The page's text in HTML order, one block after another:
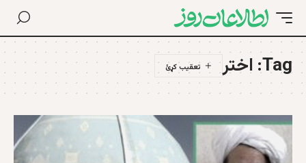
Tag: اختر